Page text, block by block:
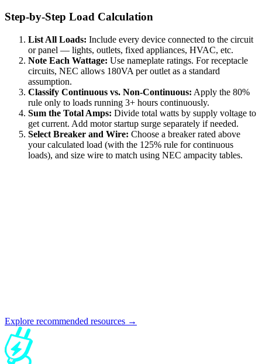
Step-by-Step Load Calculation
List All Loads: Include every device connected to the circuit
or panel — lights, outlets, fixed appliances, HVAC, etc.
Note Each Wattage: Use nameplate ratings. For receptacle
circuits, NEC allows 180VA per outlet as a standard
assumption.
Classify Continuous vs. Non-Continuous: Apply the 80%
rule only to loads running 3+ hours continuously.
Sum the Total Amps: Divide total watts by supply voltage to
get current. Add motor startup surge separately if needed.
Select Breaker and Wire: Choose a breaker rated above
your calculated load (with the 125% rule for continuous
loads), and size wire to match using NEC ampacity tables.
Explore recommended resources →